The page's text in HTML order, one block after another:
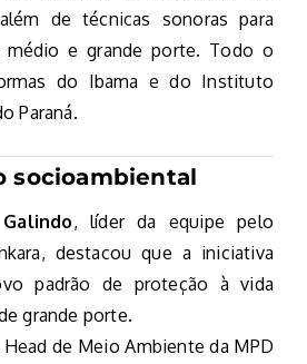
de técnicas sonoras para
médio e grande porte. Todo o
do Ibama e do Instituto
Paraná.
socioambiental
, líder da equipe pelo
destacou que a iniciativa
padrão de proteção à vida
grande porte.
Head de Meio Ambiente da MPD